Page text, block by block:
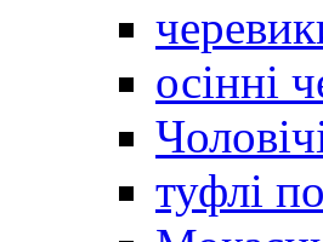
осінні
туфлі